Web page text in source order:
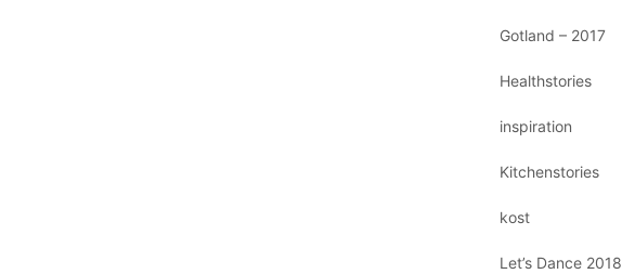
Gotland – 2017
Healthstories
inspiration
Kitchenstories
kost
Let’s Dance 2018